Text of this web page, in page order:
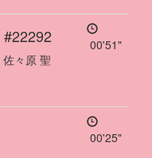
#22292
佐々原 聖
00'51"
00'25"